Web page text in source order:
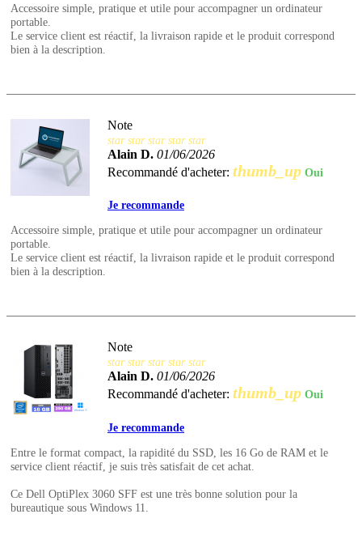
Accessoire simple, pratique et utile pour accompagner un ordinateur
portable.
Le service client est réactif, la livraison rapide et le produit correspond
bien à la description.
Note
star star star star star
Alain D. 01/06/2026
Recommandé d'acheter: thumb_up Oui
Je recommande
Accessoire simple, pratique et utile pour accompagner un ordinateur
portable.
Le service client est réactif, la livraison rapide et le produit correspond
bien à la description.
Note
star star star star star
Alain D. 01/06/2026
Recommandé d'acheter: thumb_up Oui
Je recommande
Entre le format compact, la rapidité du SSD, les 16 Go de RAM et le
service client réactif, je suis très satisfait de cet achat.
Ce Dell OptiPlex 3060 SFF est une très bonne solution pour la
bureautique sous Windows 11.